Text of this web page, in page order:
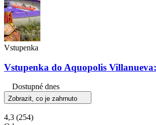
Vstupenka
Vstupenka do Aquopolis
Dostupné dnes
Zobrazit, co je zahrnuto
4,3 (254)